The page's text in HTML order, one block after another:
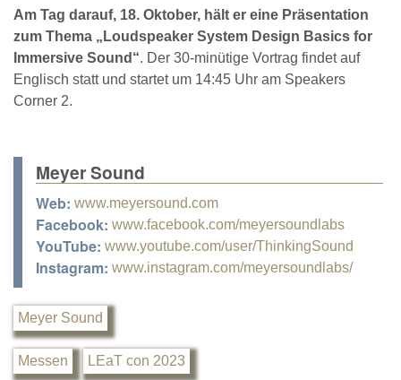
Am Tag darauf, 18. Oktober, hält er eine Präsentation
zum Thema „Loudspeaker System Design Basics for
Immersive Sound“. Der 30-minütige Vortrag findet auf
Englisch statt und startet um 14:45 Uhr am Speakers
Corner 2.
Meyer Sound
Web: www.meyersound.com
Facebook: www.facebook.com/meyersoundlabs
YouTube: www.youtube.com/user/ThinkingSound
Instagram: www.instagram.com/meyersoundlabs/
Meyer Sound
Messen LEaT con 2023